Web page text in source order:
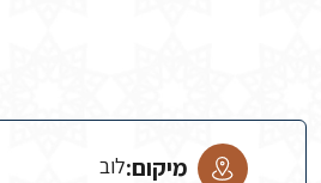
מיקום:לוב